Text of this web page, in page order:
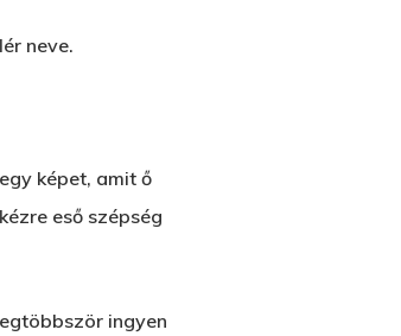
neve.
képet, amit ő
eső szépség
ingyen